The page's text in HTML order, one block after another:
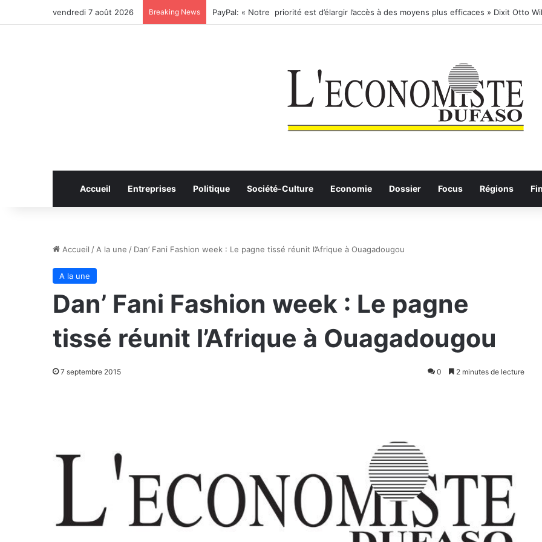
vendredi 7 août 2026 Breaking News
Accueil Entreprises Politique Société-Culture Economie Dossier Focus Régions
Accueil / A la une / Dan’ Fani Fashion week : Le pagne tissé réunit l’Afrique à Ouagadougou
A la une
Dan’ Fani Fashion week : Le pagne
tissé réunit l’Afrique à Ouagadougou
7 septembre 2015 0 2 minutes de lecture